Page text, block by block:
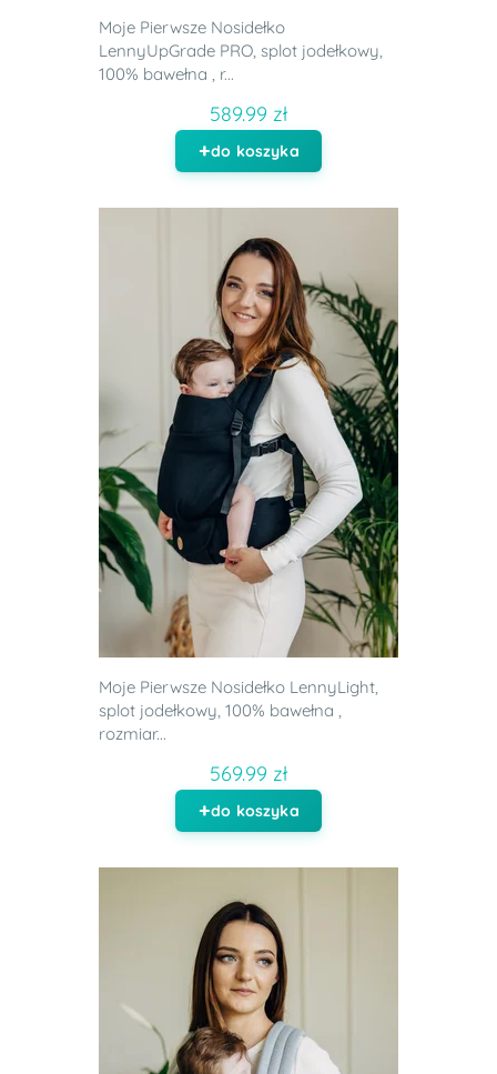
Moje Pierwsze Nosidełko
LennyUpGrade PRO, splot jodełkowy,
100% bawełna , r...
589.99 zł
do koszyka
Moje Pierwsze Nosidełko LennyLight,
splot jodełkowy, 100% bawełna ,
rozmiar...
569.99 zł
do koszyka